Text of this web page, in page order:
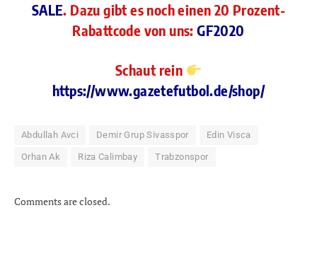
SALE. Dazu gibt es noch einen 20 Prozent-
Rabattcode von uns:GF2020
Schaut rein
https://www.gazetefutbol.de/shop/
Abdullah Avci Demir Grup Sivasspor Edin Visca
Orhan Ak Riza Calimbay Trabzonspor
Comments are closed.